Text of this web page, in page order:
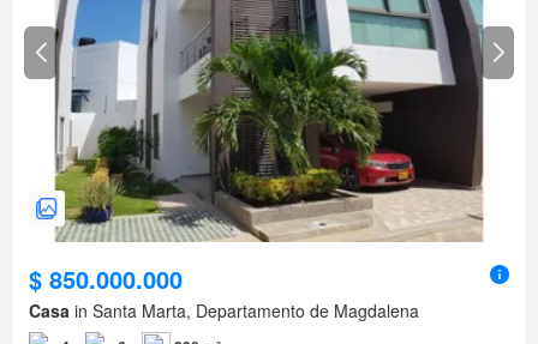
$ 850.000.000
Casa in Santa Marta, Departamento de Magdalena